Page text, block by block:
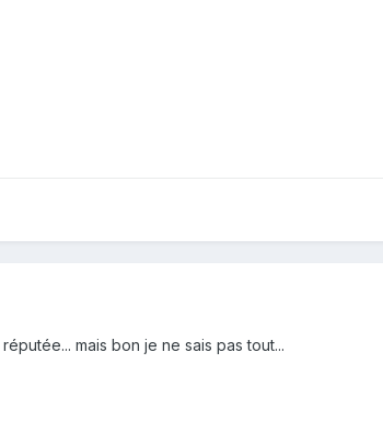
mais bon je ne sais pas tout...